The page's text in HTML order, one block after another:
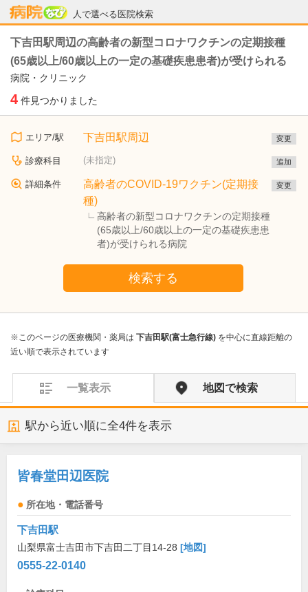
人で選べる医院検索
病院なび
下吉田駅周辺の高齢者の新型コロナワクチンの定期接種
(65歳以上/60歳以上の一定の基礎疾患患者)が受けられる
病院・クリニック
4 件見つかりました
エリア/駅 下吉田駅周辺 変更
診療科目 (未指定) 追加
詳細条件
高齢者のCOVID-19ワクチン(定期接
種)
高齢者の新型コロナワクチンの定期接種
(65歳以上/60歳以上の一定の基礎疾患患
者)が受けられる病院
変更
検索する
※このページの医療機関・薬局は 下吉田駅(富士急行線) を中心に直線距離の
近い順で表示されています
一覧表示 地図で検索
駅から近い順に全4件を表示
皆春堂田辺医院
所在地・電話番号
下吉田駅
山梨県富士吉田市下吉田二丁目14-28 [地図]
0555-22-0140